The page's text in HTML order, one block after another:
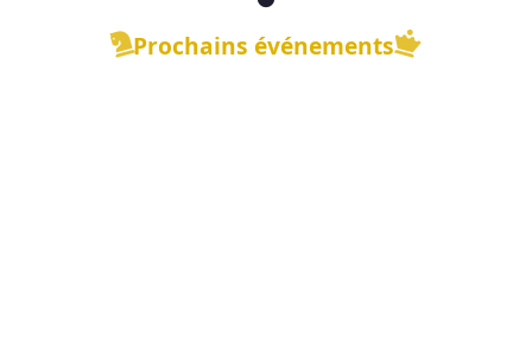
Prochains événements